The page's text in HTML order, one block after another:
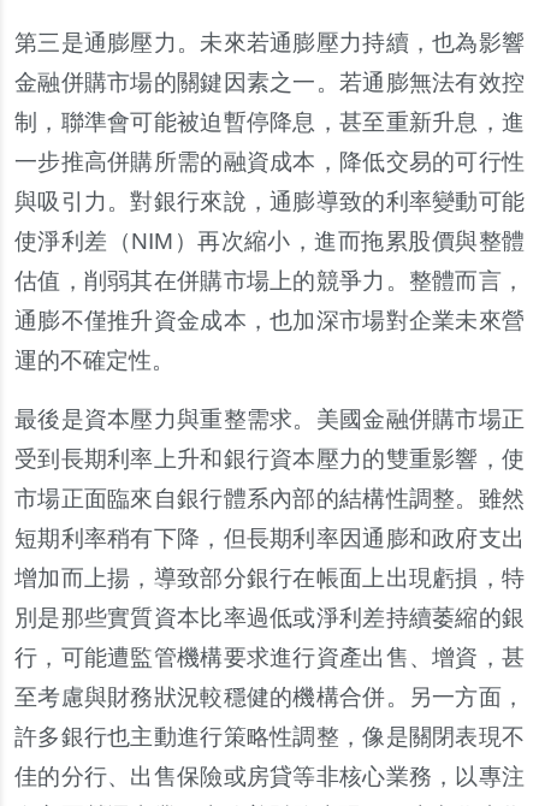
第三是通膨壓力。未來若通膨壓力持續，也為影響
金融併購市場的關鍵因素之一。若通膨無法有效控
制，聯準會可能被迫暫停降息，甚至重新升息，進
一步推高併購所需的融資成本，降低交易的可行性
與吸引力。對銀行來說，通膨導致的利率變動可能
使淨利差（NIM）再次縮小，進而拖累股價與整體
估值，削弱其在併購市場上的競爭力。整體而言，
通膨不僅推升資金成本，也加深市場對企業未來營
運的不確定性。
最後是資本壓力與重整需求。美國金融併購市場正
受到長期利率上升和銀行資本壓力的雙重影響，使
市場正面臨來自銀行體系內部的結構性調整。雖然
短期利率稍有下降，但長期利率因通膨和政府支出
增加而上揚，導致部分銀行在帳面上出現虧損，特
別是那些實質資本比率過低或淨利差持續萎縮的銀
行，可能遭監管機構要求進行資產出售、增資，甚
至考慮與財務狀況較穩健的機構合併。另一方面，
許多銀行也主動進行策略性調整，像是關閉表現不
佳的分行、出售保險或房貸等非核心業務，以專注